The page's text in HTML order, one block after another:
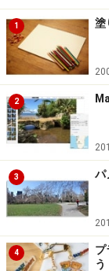
1 塗
2
3 パ
4
プ
う